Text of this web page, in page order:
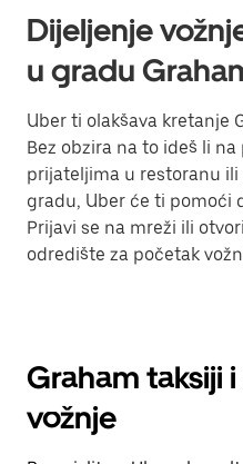
Dijeljenje
u gradu
Uber ti olakšava kretanje
Bez obzira na to ideš li na
prijateljima u restoranu
gradu, Uber će ti pomoći
Prijavi se na mreži ili
odredište za početak
Graham taksiji
vožnje